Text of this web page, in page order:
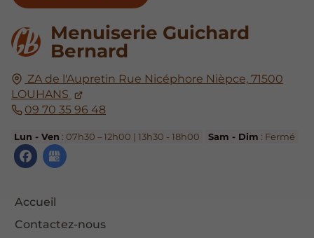
Menuiserie Guichard
Bernard
ZA de l'Aupretin Rue Nicéphore Nièpce, 71500
LOUHANS
09 70 35 96 48
Lun - Ven : 07h30 – 12h00 | 13h30 - 18h00 Sam - Dim : Fermé
Accueil
Contactez-nous